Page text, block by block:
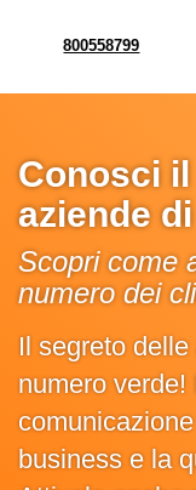
800558799
Conosci
aziende
Scopri come
numero dei
Il segreto
numero verde!
business e la